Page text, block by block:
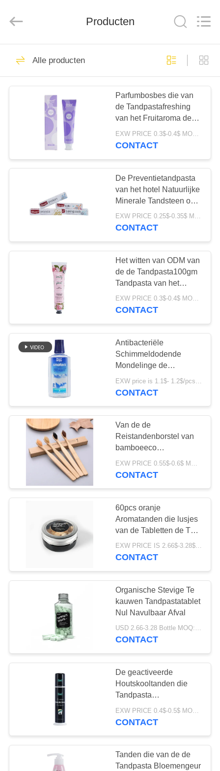
HUIS
PRODUCTEN
VIDEO'S
ONGEVEER
ONS
FABRIEKSREIS
KWALITEITSCONTROLE
CONTACTEER
VERZOEK
EEN
CITAAT
SITEMAP
PRIVACYBELEID
CENTER.
Mondelinge
Zorgtandpasta
150
Tandpasta's witten
58
De Tandpasta van
het fruitaroma
18
Geactiveerde
Houtskooltandpasta
De Tandpasta van
organische
Kinderen
Tanden die Poeder
witten
17
Te kauwen
Tandpastatablet
Producten
Alle producten
Parfumbosbes die van
de Tandpastafreshing
van het Fruitaroma de
Adem 100G witten
EXW PRICE 0.3$-0.4$ MOQ:500pcs-30000pcs
CONTACT
De Preventietandpasta
van het hotel Natuurlijke
Minerale Tandsteen om
Gele Vlekken te
verwijderen
EXW PRICE 0.25$-0.35$ MOQ:500pcs-30000pcs
CONTACT
Het witten van ODM van
de de Tandpasta100gm
Tandpasta van het
Antiplaque
Antitandsteen
EXW PRICE 0.3$-0.4$ MOQ:500pcs-30000pcs
CONTACT
Antibacteriële
Schimmeldodende
Mondelinge de
Zorgmondspoeling van
het muntaroma 400ml
CONTACT
Van de de
Reistandenborstel van
bamboeeco
Vriendschappelijke
Groene Composteerbare
EXW PRICE 0.55$-0.6$ MOQ:30000pcs
CONTACT
60pcs oranje
Aromatanden die lusjes
van de Tabletten de Te
kauwen natuurlijke
tandpasta witten
EXW PRICE IS 2.66$-3.28$/BOTTLE MOQ:de doos van 60pcs *100
CONTACT
Organische Stevige Te
kauwen Tandpastatablet
Nul Navulbaar Afval
USD 2.66-3.28 Bottle MOQ:150 Flessen
CONTACT
De geactiveerde
Houtskooltanden die
Tandpasta
Schoonmakende
Mousse witten verwijdert
CONTACT
Tanden die van de de
Tandpasta Bloemengeur